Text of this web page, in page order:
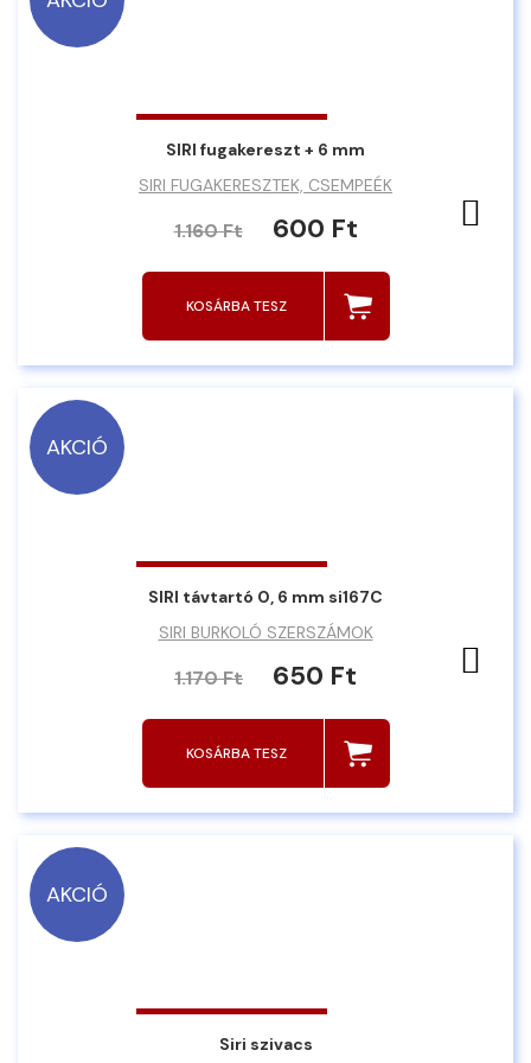
SIRI fugakereszt + 6 mm
SIRI FUGAKERESZTEK, CSEMPEÉK
1.160 Ft 600 Ft
KOSÁRBA TESZ
AKCIÓ
SIRI távtartó 0, 6 mm si167C
SIRI BURKOLÓ SZERSZÁMOK
1.170 Ft 650 Ft
KOSÁRBA TESZ
AKCIÓ
Siri szivacs